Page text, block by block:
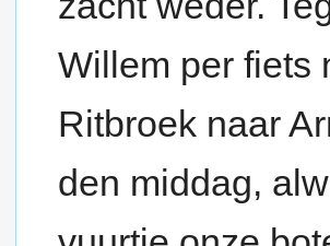
Willem per fiets
Ritbroek naar
den middag,